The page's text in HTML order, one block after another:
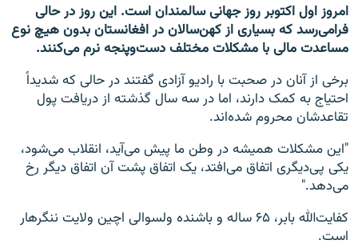
همۀ سایت‌های رادیو آزادی/ رادیو اروپای آزاد
امروز اول اکتوبر روز جهانی سالمندان است. این روز در حالی
فرامی‌رسد که بسیاری از کهن‌سالان در افغانستان بدون هیچ نوع
مساعدت مالی با مشکلات مختلف دست‌وپنجه نرم می‌کنند.
برخی از آنان در صحبت با رادیو آزادی گفتند در حالی که شدیداً
احتیاج به کمک دارند، اما در سه سال گذشته از دریافت پول
تقاعد‌شان محروم شده‌اند.
"این مشکلات همیشه در وطن ما پیش می‌آید، انقلاب می‌شود،
یکی پی‌دیگری اتفاق می‌افتد، یک اتفاق پشت آن اتفاق دیگر رخ
می‌دهد."
کفایت‌الله بابر، ۶۵ ساله و باشنده‌ ولسوالی اچین ولایت ننگرهار
است.